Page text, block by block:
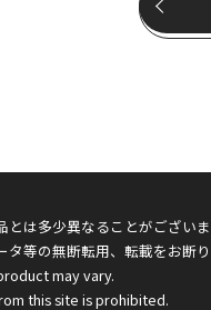
は多少異なることがございま
等の無断転用、転載をお断り
may vary.
this site is prohibited.